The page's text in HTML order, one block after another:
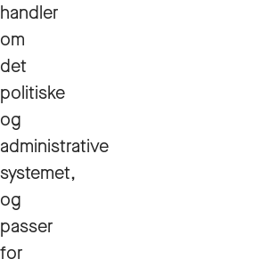
handler
om
det
politiske
og
administrative
systemet,
og
passer
for